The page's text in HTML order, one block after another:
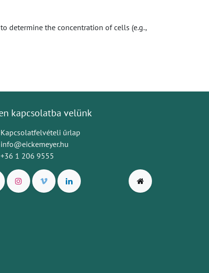
determine the concentration of cells (e.g.,
kapcsolatba velünk
Kapcsolatfelvételi űrlap
info@eickemeyer.hu
+36 1 206 9555